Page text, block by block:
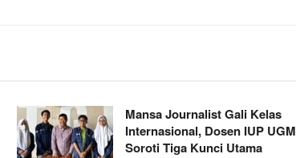
Mansa Journalist Gali Kelas
Internasional, Dosen IUP UGM
Soroti Tiga Kunci Utama